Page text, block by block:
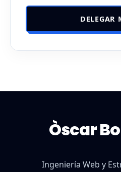
DELEGAR
Òscar
Ingeniería Web y